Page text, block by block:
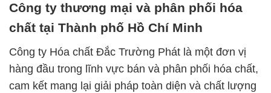
Công ty thương mại và phân phối hóa
chất tại Thành phố Hồ Chí Minh
Công ty Hóa chất Đắc Trường Phát là một đơn vị
hàng đầu trong lĩnh vực bán và phân phối hóa chất,
cam kết mang lại giải pháp toàn diện và chất lượng